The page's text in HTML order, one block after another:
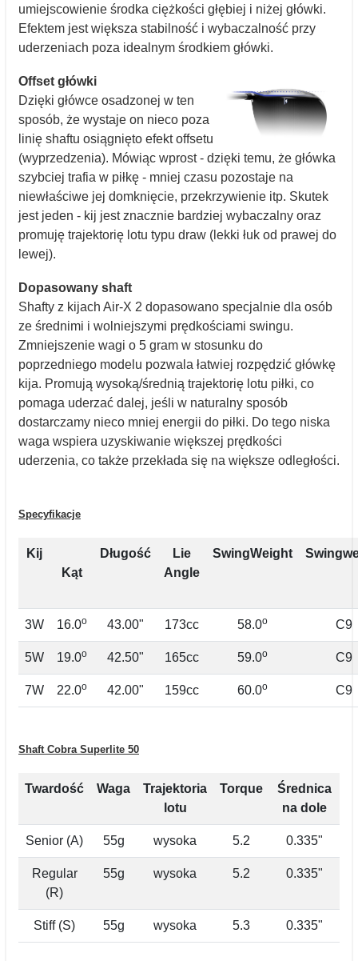
umiejscowienie środka ciężkości głębiej i niżej główki.
Efektem jest większa stabilność i wybaczalność przy
uderzeniach poza idealnym środkiem główki.
Offset główki
Dzięki główce osadzonej w ten
sposób, że wystaje on nieco poza
linię shaftu osiągnięto efekt offsetu
(wyprzedzenia). Mówiąc wprost - dzięki temu, że główka
szybciej trafia w piłkę - mniej czasu pozostaje na
niewłaściwe jej domknięcie, przekrzywienie itp. Skutek
jest jeden - kij jest znacznie bardziej wybaczalny oraz
promuję trajektorię lotu typu draw (lekki łuk od prawej do
lewej).
Dopasowany shaft
Shafty z kijach Air-X 2 dopasowano specjalnie dla osób
ze średnimi i wolniejszymi prędkościami swingu.
Zmniejszenie wagi o 5 gram w stosunku do
poprzedniego modelu pozwala łatwiej rozpędzić główkę
kija. Promują wysoką/średnią trajektorię lotu piłki, co
pomaga uderzać dalej, jeśli w naturalny sposób
dostarczamy nieco mniej energii do piłki. Do tego niska
waga wspiera uzyskiwanie większej prędkości
uderzenia, co także przekłada się na większe odległości.
Specyfikacje
Kij
Kąt
Długość
Lie
Angle
SwingWeight
3W 16.0o 43.00" 173cc 58.0o C9
5W 19.0o 42.50" 165cc 59.0o C9
7W 22.0o 42.00" 159cc 60.0o C9
Shaft Cobra Superlite 50
Twardość Waga
Trajektoria
lotu
Torque
Średnica
na dole
Senior (A) 55g wysoka 5.2 0.335"
Regular
(R)
55g wysoka 5.2 0.335"
Stiff (S) 55g wysoka 5.3 0.335"